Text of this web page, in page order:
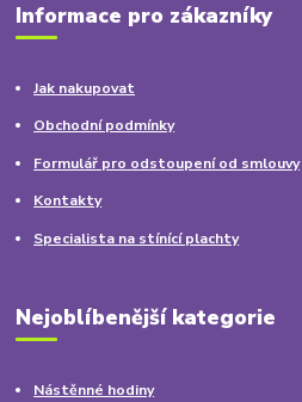
Informace pro zákazníky
Jak nakupovat
Obchodní podmínky
Formulář pro odstoupení od smlouvy
Kontakty
Specialista na stínící plachty
Nejoblíbenější kategorie
Nástěnné hodiny